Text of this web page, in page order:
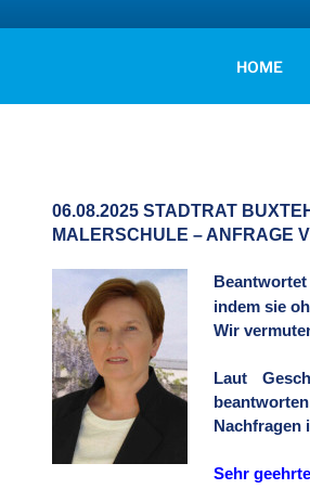
AFD
Unsere Politik für Deutschland!
HOME
06.08.2025 STADTRAT
MALERSCHULE – ANFRAGE
indem sie
Wir
Laut
Nachfragen
Sehr